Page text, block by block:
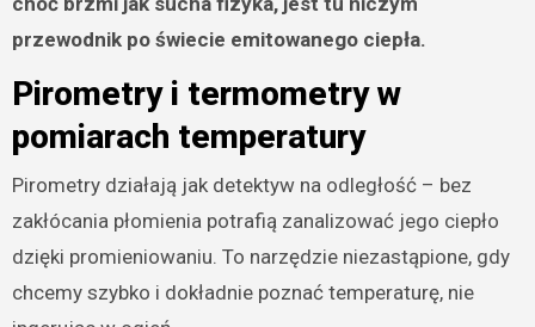
przewodnik po świecie emitowanego ciepła.
Pirometry i termometry w
pomiarach temperatury
Pirometry działają jak detektyw na odległość – bez
zakłócania płomienia potrafią zanalizować jego ciepło
dzięki promieniowaniu. To narzędzie niezastąpione, gdy
chcemy szybko i dokładnie poznać temperaturę, nie